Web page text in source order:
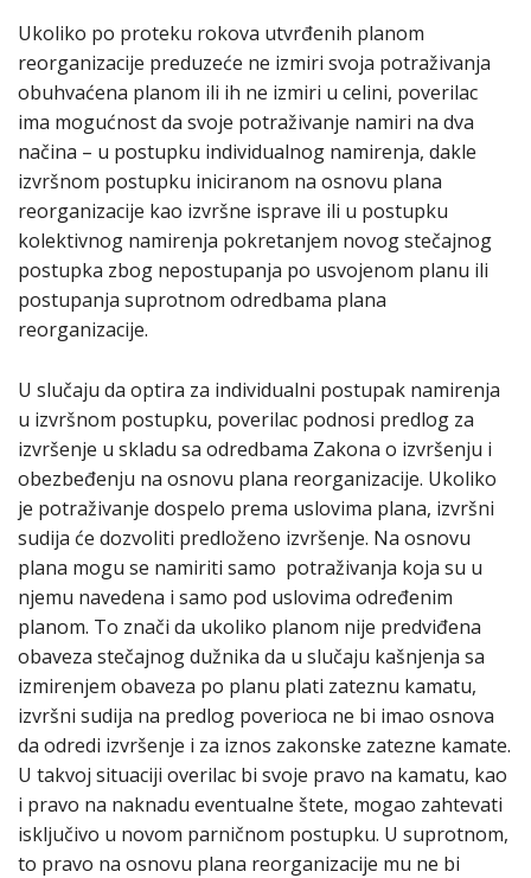
Ukoliko po proteku rokova utvrđenih planom
reorganizacije preduzeće ne izmiri svoja potraživanja
obuhvaćena planom ili ih ne izmiri u celini, poverilac
ima mogućnost da svoje potraživanje namiri na dva
načina – u postupku individualnog namirenja, dakle
izvršnom postupku iniciranom na osnovu plana
reorganizacije kao izvršne isprave ili u postupku
kolektivnog namirenja pokretanjem novog stečajnog
postupka zbog nepostupanja po usvojenom planu ili
postupanja suprotnom odredbama plana
reorganizacije.
U slučaju da optira za individualni postupak namirenja
u izvršnom postupku, poverilac podnosi predlog za
izvršenje u skladu sa odredbama Zakona o izvršenju i
obezbeđenju na osnovu plana reorganizacije. Ukoliko
je potraživanje dospelo prema uslovima plana, izvršni
sudija će dozvoliti predloženo izvršenje. Na osnovu
plana mogu se namiriti samo potraživanja koja su u
njemu navedena i samo pod uslovima određenim
planom. To znači da ukoliko planom nije predviđena
obaveza stečajnog dužnika da u slučaju kašnjenja sa
izmirenjem obaveza po planu plati zateznu kamatu,
izvršni sudija na predlog poverioca ne bi imao osnova
da odredi izvršenje i za iznos zakonske zatezne kamate.
U takvoj situaciji overilac bi svoje pravo na kamatu, kao
i pravo na naknadu eventualne štete, mogao zahtevati
isključivo u novom parničnom postupku. U suprotnom,
to pravo na osnovu plana reorganizacije mu ne bi